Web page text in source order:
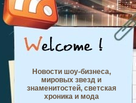
Новости шоу-бизнеса,
мировых звезд и
знаменитостей, светская
хроника и мода